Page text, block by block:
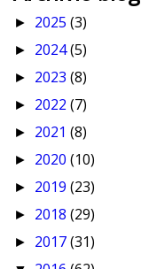
► 2025 (3)
► 2024(5)
► 2023 (8)
► 2022 (7)
► 2021 (8)
► 2020 (10)
► 2019 (23)
► 2018 (29)
► 2017(31)